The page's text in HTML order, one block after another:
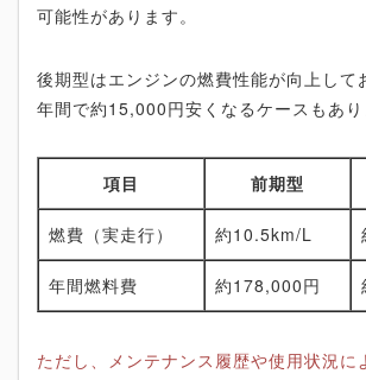
可能性があります。
後期型はエンジンの燃費性能が向上して
年間で約15,000円安くなるケースもあり
項目 前期型
燃費（実走行） 約10.5km/L
年間燃料費 約178,000円
ただし、メンテナンス履歴や使用状況に